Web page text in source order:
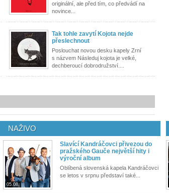
originální, ale před tím, co předvádí na
novince...
Tak tohle zavytí Kojota nejde
přeslechnout
Poslouchat novou desku kapely Zrní
s názvem Následuj kojota je velké,
dechberoucí dobrodružství....
NAŽIVO
05.08.
Slavící Kandráčovci přivezou do
pražského Gauče největší hity i
výroční album
Oblíbená slovenská kapela Kandráčovci
se letos v srpnu představí také...